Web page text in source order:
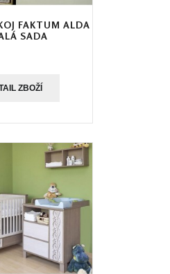
FAKTUM ALDA
SADA
ZBOŽÍ